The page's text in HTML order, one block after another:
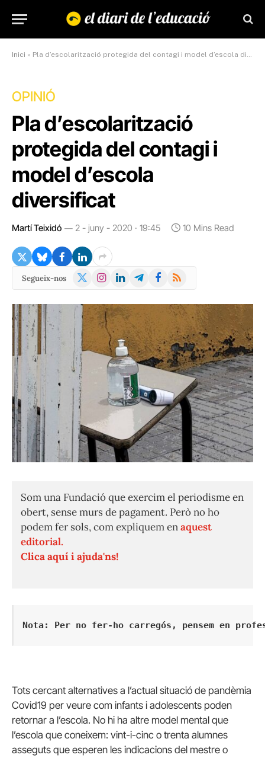
Inici » Pla d’escolarització protegida del contagi i model d’escola diversificat
OPINIÓ
Pla d’escolarització
protegida del contagi i
model d’escola
diversificat
Martí Teixidó 2 - juny - 2020 · 19:45 10 Mins Read
Segueix-nos
X
Instagram
LinkedInTelegramFacebook
RSS
Som una Fundació que exercim el periodisme en
obert, sense murs de pagament. Però no ho
podem fer sols, com expliquem enaquest
editorial.
Clica aquí i ajuda'ns!
Nota: Per no fer-ho carregós, pensem en
Tots cercant alternatives a l’actual situació de pandèmia
Covid19 per veure com infants i adolescents poden
retornar a l’escola. No hi ha altre model mental que
l’escola que coneixem: vint-i-cinc o trenta alumnes
asseguts que esperen les indicacions del mestre o